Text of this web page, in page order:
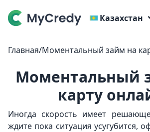
Казахстан
Главная/Моментальный займ на
Моментальный
карту
Иногда скорость имеет
ждите пока ситуация усугубится,